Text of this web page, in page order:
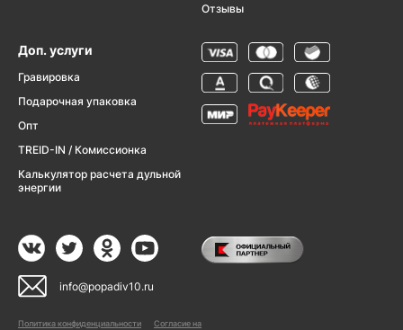
Отзывы
Доп. услуги
Гравировка
Подарочная упаковка
Опт
TREID-IN / Комиссионка
Калькулятор расчета дульной
энергии
info@popadiv10.ru
Политика конфиденциальности
Согласие на